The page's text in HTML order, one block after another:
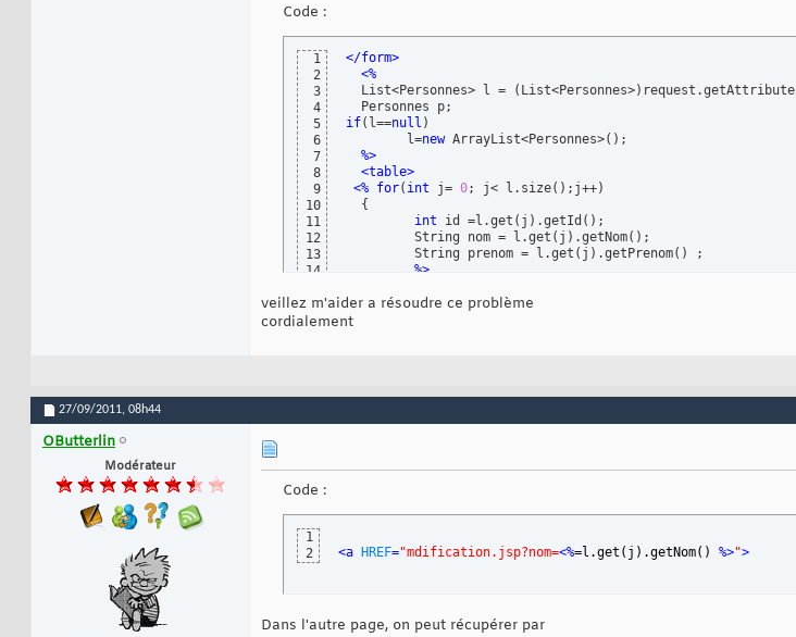
Code :
1
2
3
4
5
6
7
8
9
10
11
12
13
14
16
17
22
26
27
28
29
</form>
<%
List<Personnes> l =
( List<Personnes>) request.getAttribute
if( l==null )
l=new ArrayList<Personnes>( ) ;
%>
<table>
<% for( int j= 0; j< l.size( ) ;j++)
{
int id =l.get ( j ) .getId ( ) ;
String nom = l.get ( j ) .getNom( ) ;
String prenom = l.get ( j ) .getPrenom( )
;
%>
<td <%=id %> ></td>
<td><%=l.get(j).getPrenom() %></td>
</table>
veillez m'aider a résoudre ce problème
cordialement
27/09/2011, 08h44
OButterlin
Modérateur
Code :
1
2
<a HREF="mdification.jsp?nom=<%=l.get ( j ) .getNom( ) %>">
Dans l'autre page, on peut récupérer par